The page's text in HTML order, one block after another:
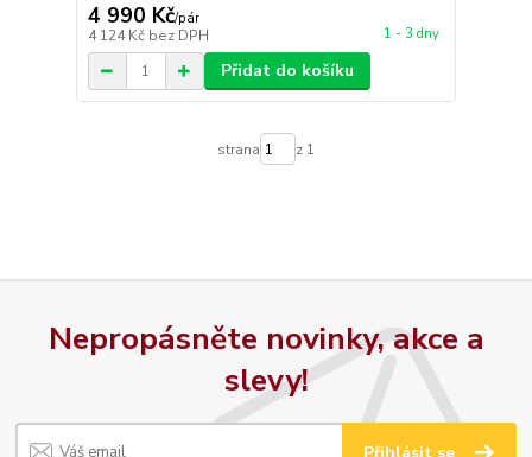
4 990 Kč/pár
4 124 Kč bez DPH 1 - 3 dny
Přidat do košíku
strana z 1
Nepropásněte novinky, akce a
slevy!
Přihlásit se